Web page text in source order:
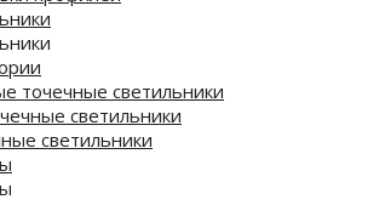
точечные светильники
светильники
светильники